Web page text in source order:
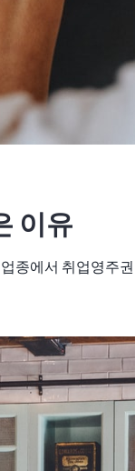
이유
종에서 취업영주